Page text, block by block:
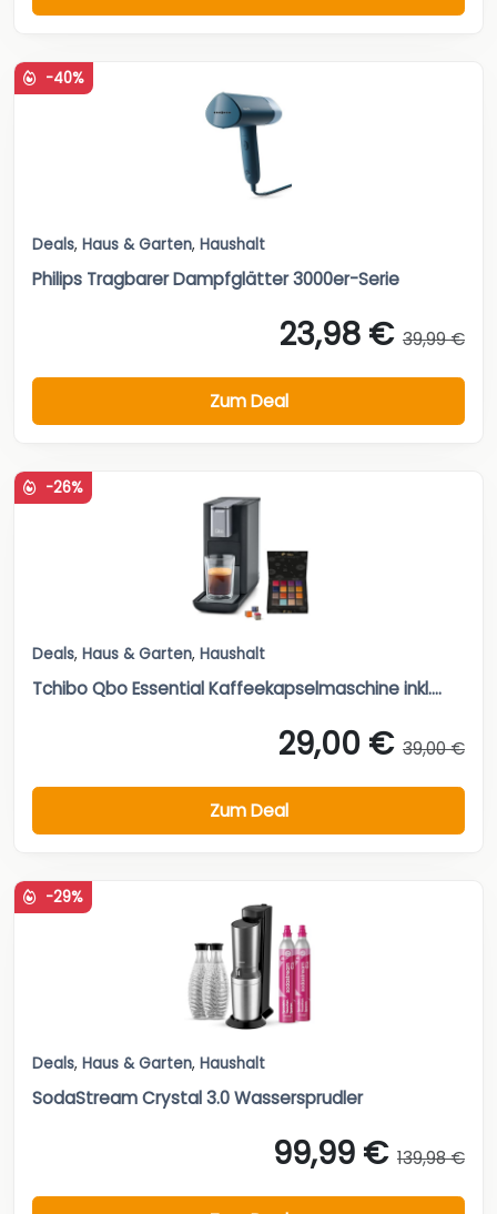
-40%
Deals, Haus & Garten, Haushalt
Philips Tragbarer Dampfglätter 3000er-Serie
23,98 € 39,99 €
Zum Deal
-26%
Deals, Haus & Garten, Haushalt
Tchibo Qbo Essential Kaffeekapselmaschine inkl....
29,00 € 39,00 €
Zum Deal
-29%
Deals, Haus & Garten, Haushalt
SodaStream Crystal 3.0 Wassersprudler
99,99 € 139,98 €